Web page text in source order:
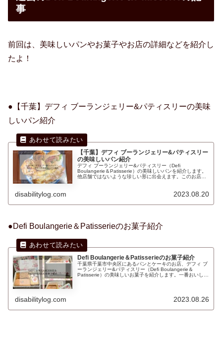
事
前回は、美味しいパンやお菓子やお店の詳細などを紹介し
たよ！
●【千葉】デフィ ブーランジェリー&パティスリーの美味
しいパン紹介
【千葉】デフィ ブーランジェリー&パティスリー
の美味しいパン紹介
デフィ ブーランジェリー&パティスリー（Defi
Boulangerie＆Patisserie）の美味しいパンを紹介します。
他店舗ではないような珍しい形に出会えます。このお店は
disabilitylog.com 2023.08.20
●Defi Boulangerie＆Patisserieのお菓子紹介
Defi Boulangerie＆Patisserieのお菓子紹介
千葉県千葉市中央区にあるパンとケーキのお店、デフィ ブ
ーランジェリー&パティスリー（Defi Boulangerie＆
Patisserie）の美味しいお菓子を紹介します。一番おいしか
disabilitylog.com 2023.08.26